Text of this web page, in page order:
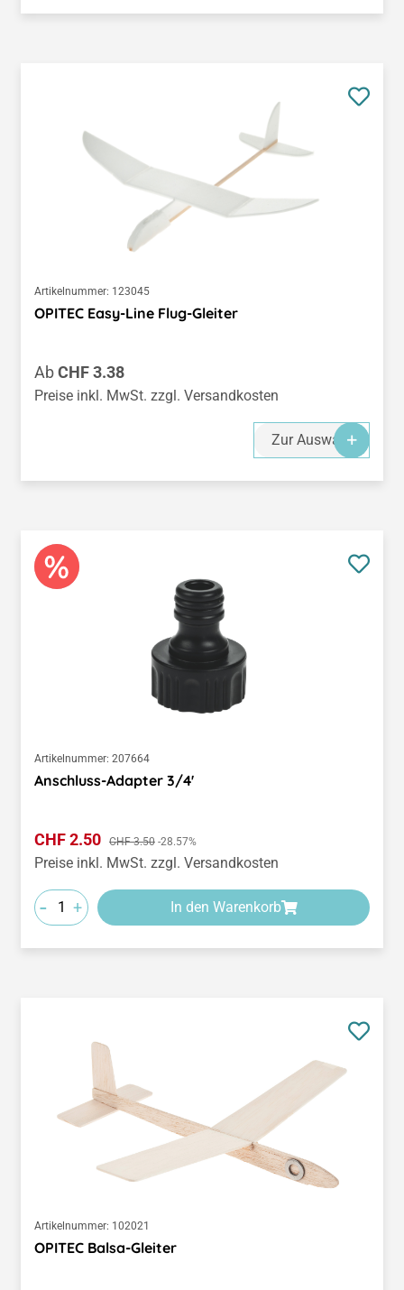
Artikelnummer: 123045
OPITEC Easy-Line Flug-Gleiter
Regulärer Preis:
AbCHF 3.38
Preise inkl. MwSt. zzgl. Versandkosten
Zur Auswahl
Artikelnummer: 207664
Anschluss-Adapter 3/4'
Verkaufspreis:
CHF 2.50 Regulärer Preis:
CHF 3.50 -28.57%
Preise inkl. MwSt. zzgl. Versandkosten
- + In den Warenkorb
Artikelnummer: 102021
OPITEC Balsa-Gleiter